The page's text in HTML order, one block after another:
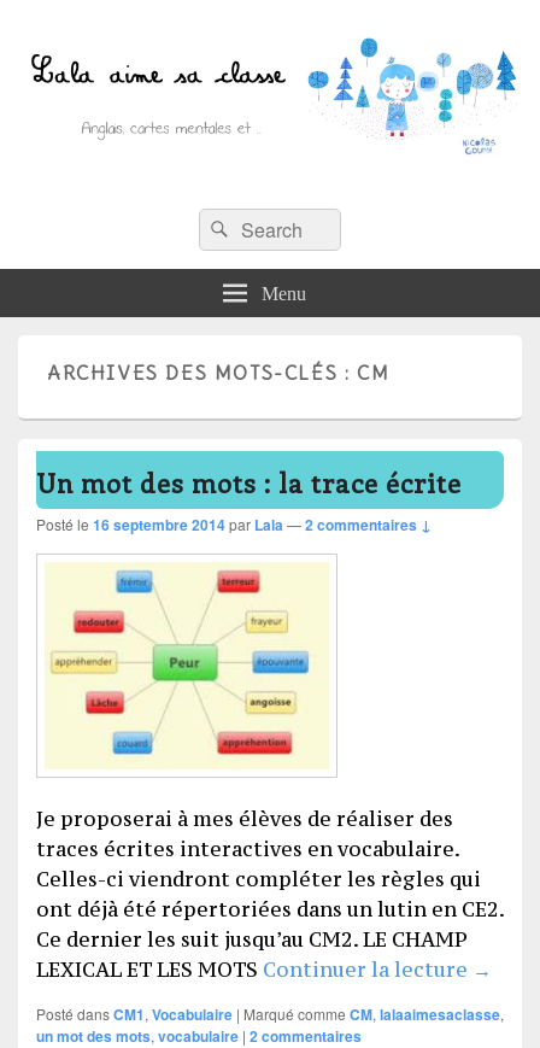
Lala aime sa classe
Anglais, cartes mentales et ….Recherche :
Rechercher
Menu
ARCHIVES DES MOTS-CLÉS : CM
Un mot des mots : la trace écrite
Posté le 16 septembre 2014par Lala—2 commentaires ↓
Je proposerai à mes élèves de réaliser des
traces écrites interactives en vocabulaire.
Celles-ci viendront compléter les règles qui
ont déjà été répertoriées dans un lutin en CE2.
Ce dernier les suit jusqu’au CM2. LE CHAMP
LEXICAL ET LES MOTS Continuer la lecture Un
→
Posté dansCM1, Vocabulaire | Marqué comme CM, lalaaimesaclasse,
un mot des mots, vocabulaire | 2 commentaires